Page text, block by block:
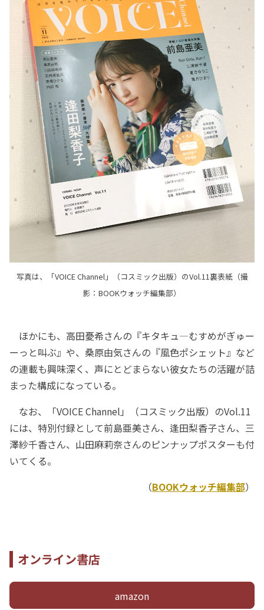
写真は、「VOICE Channel」（コスミック出版）のVol.11裏表紙（撮
影：BOOKウォッチ編集部）
ほかにも、高田憂希さんの『キタキュ―むすめがぎゅー
ーっと叫ぶ』や、桑原由気さんの『風色ポシェット』など
の連載も興味深く、声にとどまらない彼女たちの活躍が詰
まった構成になっている。
なお、「VOICE Channel」（コスミック出版）のVol.11
には、特別付録として前島亜美さん、逢田梨香子さん、三
澤紗千香さん、山田麻莉奈さんのピンナップポスターも付
いてくる。
（BOOKウォッチ編集部）
オンライン書店
amazon